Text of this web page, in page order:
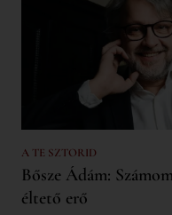
A TE SZTORID
Bősze Ádám:
éltető erő